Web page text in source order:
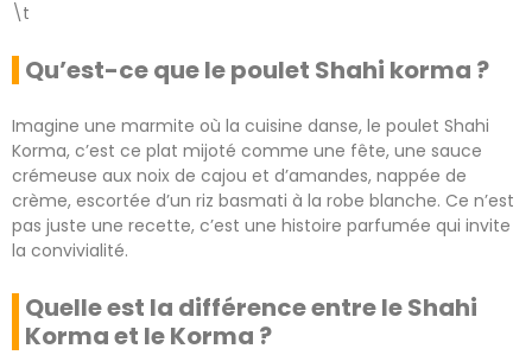
\t
Qu’est-ce que le poulet Shahi korma ?
Imagine une marmite où la cuisine danse, le poulet Shahi
Korma, c’est ce plat mijoté comme une fête, une sauce
crémeuse aux noix de cajou et d’amandes, nappée de
crème, escortée d’un riz basmati à la robe blanche. Ce n’est
pas juste une recette, c’est une histoire parfumée qui invite
la convivialité.
Quelle est la différence entre le Shahi
Korma et le Korma ?